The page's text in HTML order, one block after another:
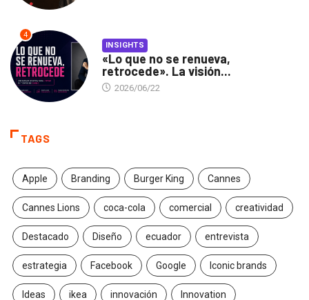
4
INSIGHTS
«Lo que no se renueva,
retrocede». La visión...
2026/06/22
TAGS
Apple Branding Burger King Cannes
Cannes Lions coca-cola comercial creatividad
Destacado Diseño ecuador entrevista
estrategia Facebook Google Iconic brands
Ideas ikea innovación Innovation